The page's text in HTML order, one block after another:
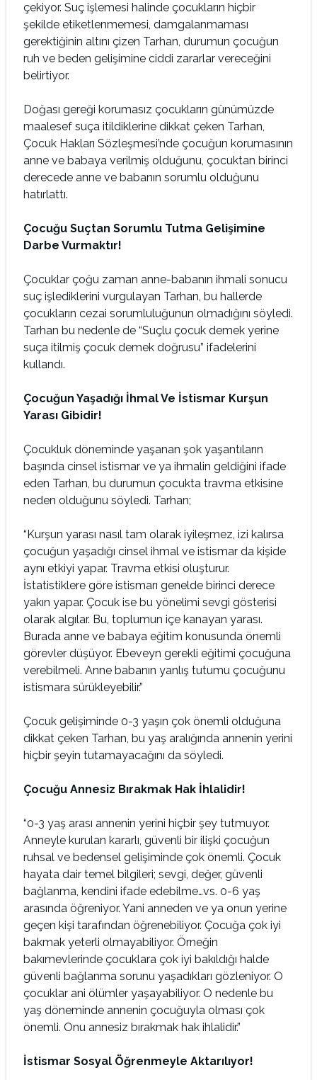
çekiyor. Suç işlemesi halinde çocukların hiçbir
şekilde etiketlenmemesi, damgalanmaması
gerektiğinin altını çizen Tarhan, durumun çocuğun
ruh ve beden gelişimine ciddi zararlar vereceğini
belirtiyor.
Doğası gereği korumasız çocukların günümüzde
maalesef suça itildiklerine dikkat çeken Tarhan,
Çocuk Hakları Sözleşmesi’nde çocuğun korumasının
anne ve babaya verilmiş olduğunu, çocuktan birinci
derecede anne ve babanın sorumlu olduğunu
hatırlattı.
Çocuğu Suçtan Sorumlu Tutma Gelişimine
Darbe Vurmaktır!
Çocuklar çoğu zaman anne-babanın ihmali sonucu
suç işlediklerini vurgulayan Tarhan, bu hallerde
çocukların cezai sorumluluğunun olmadığını söyledi.
Tarhan bu nedenle de “Suçlu çocuk demek yerine
suça itilmiş çocuk demek doğrusu” ifadelerini
kullandı.
Çocuğun Yaşadığı İhmal Ve İstismar Kurşun
Yarası Gibidir!
Çocukluk döneminde yaşanan şok yaşantıların
başında cinsel istismar ve ya ihmalin geldiğini ifade
eden Tarhan, bu durumun çocukta travma etkisine
neden olduğunu söyledi. Tarhan;
“Kurşun yarası nasıl tam olarak iyileşmez, izi kalırsa
çocuğun yaşadığı cinsel ihmal ve istismar da kişide
aynı etkiyi yapar. Travma etkisi oluşturur.
İstatistiklere göre istismarı genelde birinci derece
yakın yapar. Çocuk ise bu yönelimi sevgi gösterisi
olarak algılar. Bu, toplumun içe kanayan yarası.
Burada anne ve babaya eğitim konusunda önemli
görevler düşüyor. Ebeveyn gerekli eğitimi çocuğuna
verebilmeli. Anne babanın yanlış tutumu çocuğunu
istismara sürükleyebilir.”
Çocuk gelişiminde 0-3 yaşın çok önemli olduğuna
dikkat çeken Tarhan, bu yaş aralığında annenin yerini
hiçbir şeyin tutamayacağını da söyledi.
Çocuğu Annesiz Bırakmak Hak İhlalidir!
“0-3 yaş arası annenin yerini hiçbir şey tutmuyor.
Anneyle kurulan kararlı, güvenli bir ilişki çocuğun
ruhsal ve bedensel gelişiminde çok önemli. Çocuk
hayata dair temel bilgileri; sevgi, değer, güvenli
bağlanma, kendini ifade edebilme…vs. 0-6 yaş
arasında öğreniyor. Yani anneden ve ya onun yerine
geçen kişi tarafından öğrenebiliyor. Çocuğa çok iyi
bakmak yeterli olmayabiliyor. Örneğin
bakımevlerinde çocuklara çok iyi bakıldığı halde
güvenli bağlanma sorunu yaşadıkları gözleniyor. O
çocuklar ani ölümler yaşayabiliyor. O nedenle bu
yaş döneminde annenin çocuğuyla olması çok
önemli. Onu annesiz bırakmak hak ihlalidir.”
İstismar Sosyal Öğrenmeyle Aktarılıyor!